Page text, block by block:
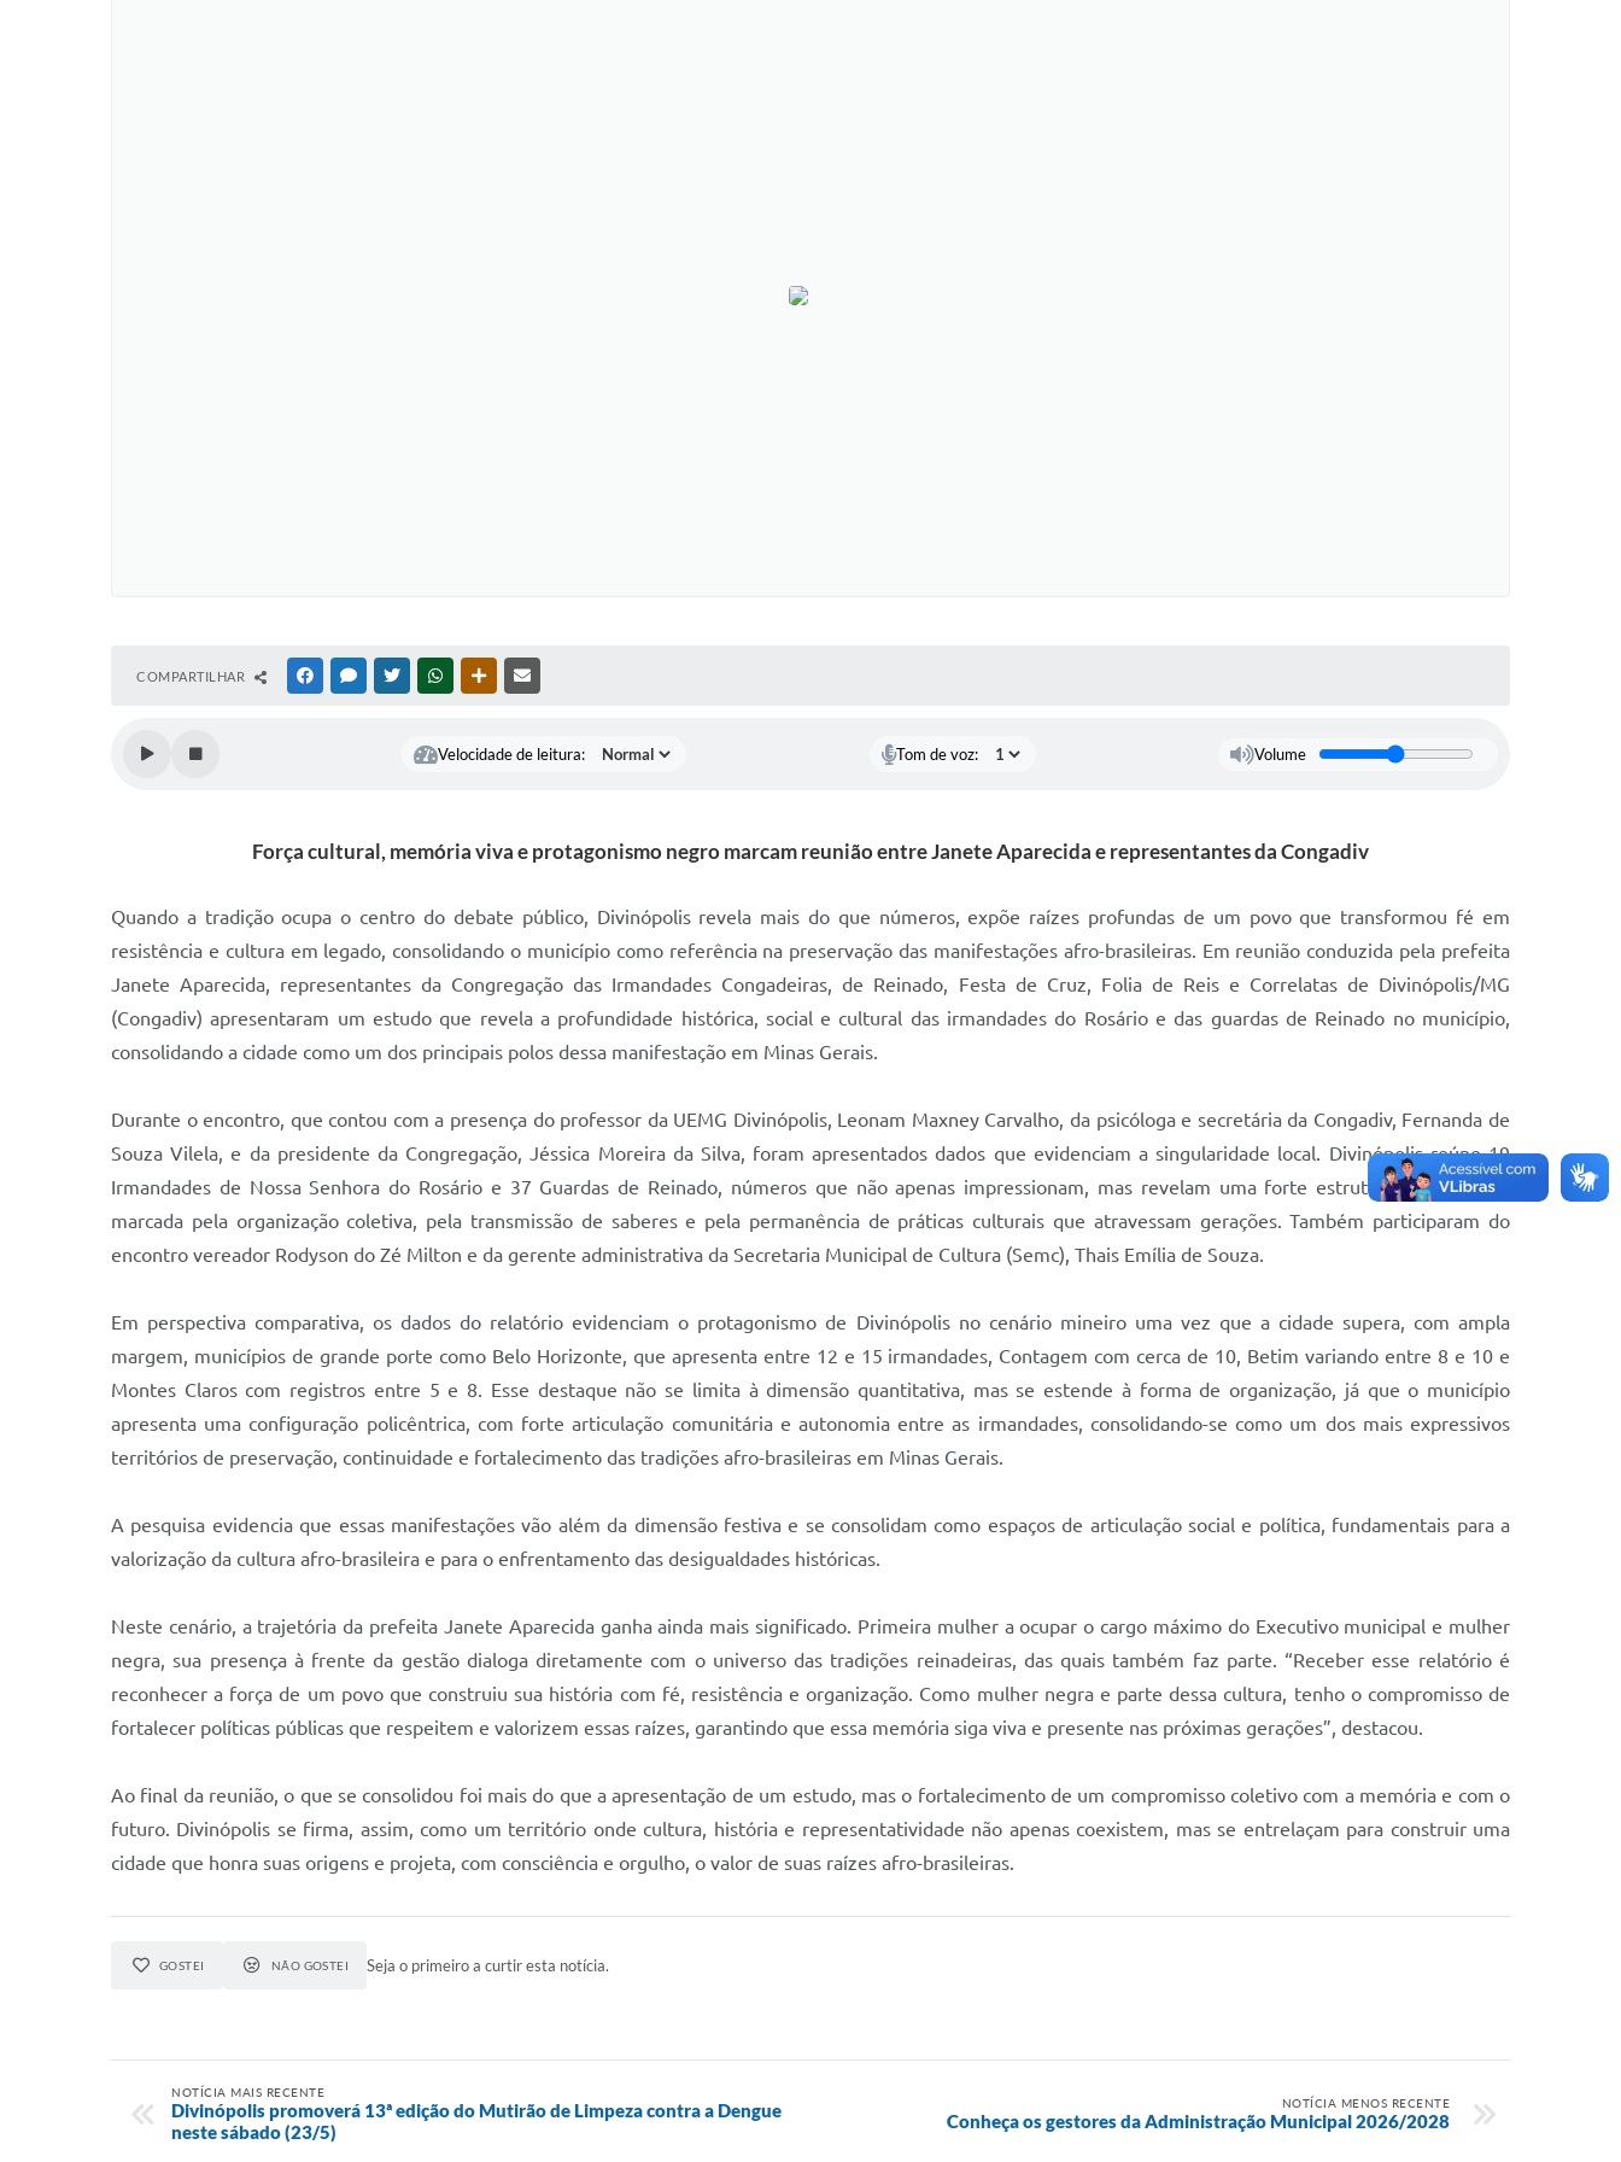
COMPARTILHAR FACEBOOKMESSENGER
TWITTERWHATSAPPOUTRAS MÍDIAS
Velocidade de leitura: Tom de voz: Volume
Força cultural, memória viva e protagonismo negro marcam reunião entre Janete Aparecida e representantes da Congadiv
Quando a tradição ocupa o centro do debate público, Divinópolis revela mais do que números, expõe raízes profundas de um povo que transformou fé em
resistência e cultura em legado, consolidando o município como referência na preservação das manifestações afro-brasileiras. Em reunião conduzida pela prefeita
Janete Aparecida, representantes da Congregação das Irmandades Congadeiras, de Reinado, Festa de Cruz, Folia de Reis e Correlatas de Divinópolis/MG
(Congadiv) apresentaram um estudo que revela a profundidade histórica, social e cultural das irmandades do Rosário e das guardas de Reinado no município,
consolidando a cidade como um dos principais polos dessa manifestação em Minas Gerais.
Durante o encontro, que contou com a presença do professor da UEMG Divinópolis, Leonam Maxney Carvalho, da psicóloga e secretária da Congadiv, Fernanda de
Souza Vilela, e da presidente da Congregação, Jéssica Moreira da Silva, foram apresentados dados que evidenciam a singularidade local. Divinópolis reúne 19
Irmandades de Nossa Senhora do Rosário e 37 Guardas de Reinado, números que não apenas impressionam, mas revelam uma forte estrutura comunitária,
marcada pela organização coletiva, pela transmissão de saberes e pela permanência de práticas culturais que atravessam gerações. Também participaram do
encontro vereador Rodyson do Zé Milton e da gerente administrativa da Secretaria Municipal de Cultura (Semc), Thais Emília de Souza.
Em perspectiva comparativa, os dados do relatório evidenciam o protagonismo de Divinópolis no cenário mineiro uma vez que a cidade supera, com ampla
margem, municípios de grande porte como Belo Horizonte, que apresenta entre 12 e 15 irmandades, Contagem com cerca de 10, Betim variando entre 8 e 10 e
Montes Claros com registros entre 5 e 8. Esse destaque não se limita à dimensão quantitativa, mas se estende à forma de organização, já que o município
apresenta uma configuração policêntrica, com forte articulação comunitária e autonomia entre as irmandades, consolidando-se como um dos mais expressivos
territórios de preservação, continuidade e fortalecimento das tradições afro-brasileiras em Minas Gerais.
A pesquisa evidencia que essas manifestações vão além da dimensão festiva e se consolidam como espaços de articulação social e política, fundamentais para a
valorização da cultura afro-brasileira e para o enfrentamento das desigualdades históricas.
Neste cenário, a trajetória da prefeita Janete Aparecida ganha ainda mais significado. Primeira mulher a ocupar o cargo máximo do Executivo municipal e mulher
negra, sua presença à frente da gestão dialoga diretamente com o universo das tradições reinadeiras, das quais também faz parte. “Receber esse relatório é
reconhecer a força de um povo que construiu sua história com fé, resistência e organização. Como mulher negra e parte dessa cultura, tenho o compromisso de
fortalecer políticas públicas que respeitem e valorizem essas raízes, garantindo que essa memória siga viva e presente nas próximas gerações”, destacou.
Ao final da reunião, o que se consolidou foi mais do que a apresentação de um estudo, mas o fortalecimento de um compromisso coletivo com a memória e com o
futuro. Divinópolis se firma, assim, como um território onde cultura, história e representatividade não apenas coexistem, mas se entrelaçam para construir uma
cidade que honra suas origens e projeta, com consciência e orgulho, o valor de suas raízes afro-brasileiras.
GOSTEI NÃO GOSTEI Seja o primeiro a curtir esta notícia.
NOTÍCIA MAIS RECENTE
Divinópolis promoverá 13ª edição do Mutirão de Limpeza contra a Dengue
neste sábado (23/5)
NOTÍCIA MENOS RECENTE
Conheça os gestores da Administração Municipal 2026/2028